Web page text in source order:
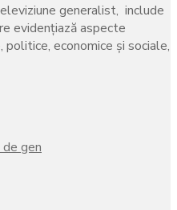
generalist, include
evidenţiază aspecte
economice şi sociale,
gen